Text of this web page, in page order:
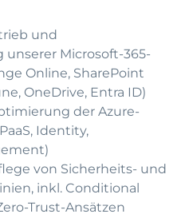
und
Microsoft-365-
Online, SharePoint
OneDrive, Entra ID)
der Azure-
Identity,
von Sicherheits- und
inkl. Conditional
Trust-Ansätzen